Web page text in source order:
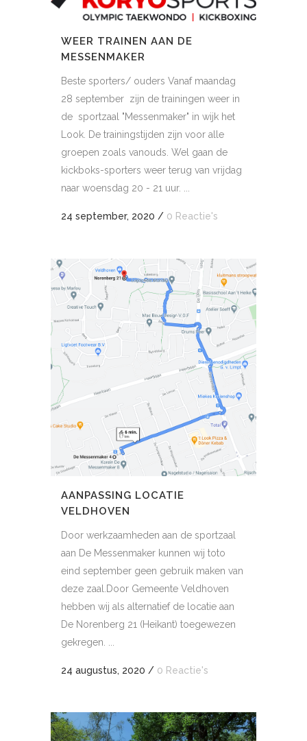
WEER TRAINEN AAN DE
MESSENMAKER
Beste sporters/ ouders Vanaf maandag
28 september zijn de trainingen weer in
de sportzaal "Messenmaker" in wijk het
Look. De trainingstijden zijn voor alle
groepen zoals vanouds. Wel gaan de
kickboks-sporters weer terug van vrijdag
naar woensdag 20 - 21 uur. ...
24 september, 2020 / 0 Reactie's
AANPASSING LOCATIE
VELDHOVEN
Door werkzaamheden aan de sportzaal
aan De Messenmaker kunnen wij toto
eind september geen gebruik maken van
deze zaal.Door Gemeente Veldhoven
hebben wij als alternatief de locatie aan
De Norenberg 21 (Heikant) toegewezen
gekregen. ...
24 augustus, 2020 / 0 Reactie's